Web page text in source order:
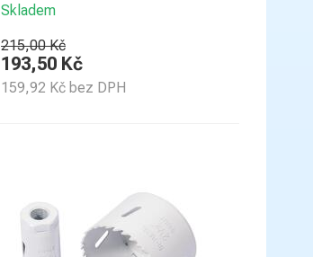
Skladem
215,00 Kč
193,50 Kč
159,92 Kč bez DPH